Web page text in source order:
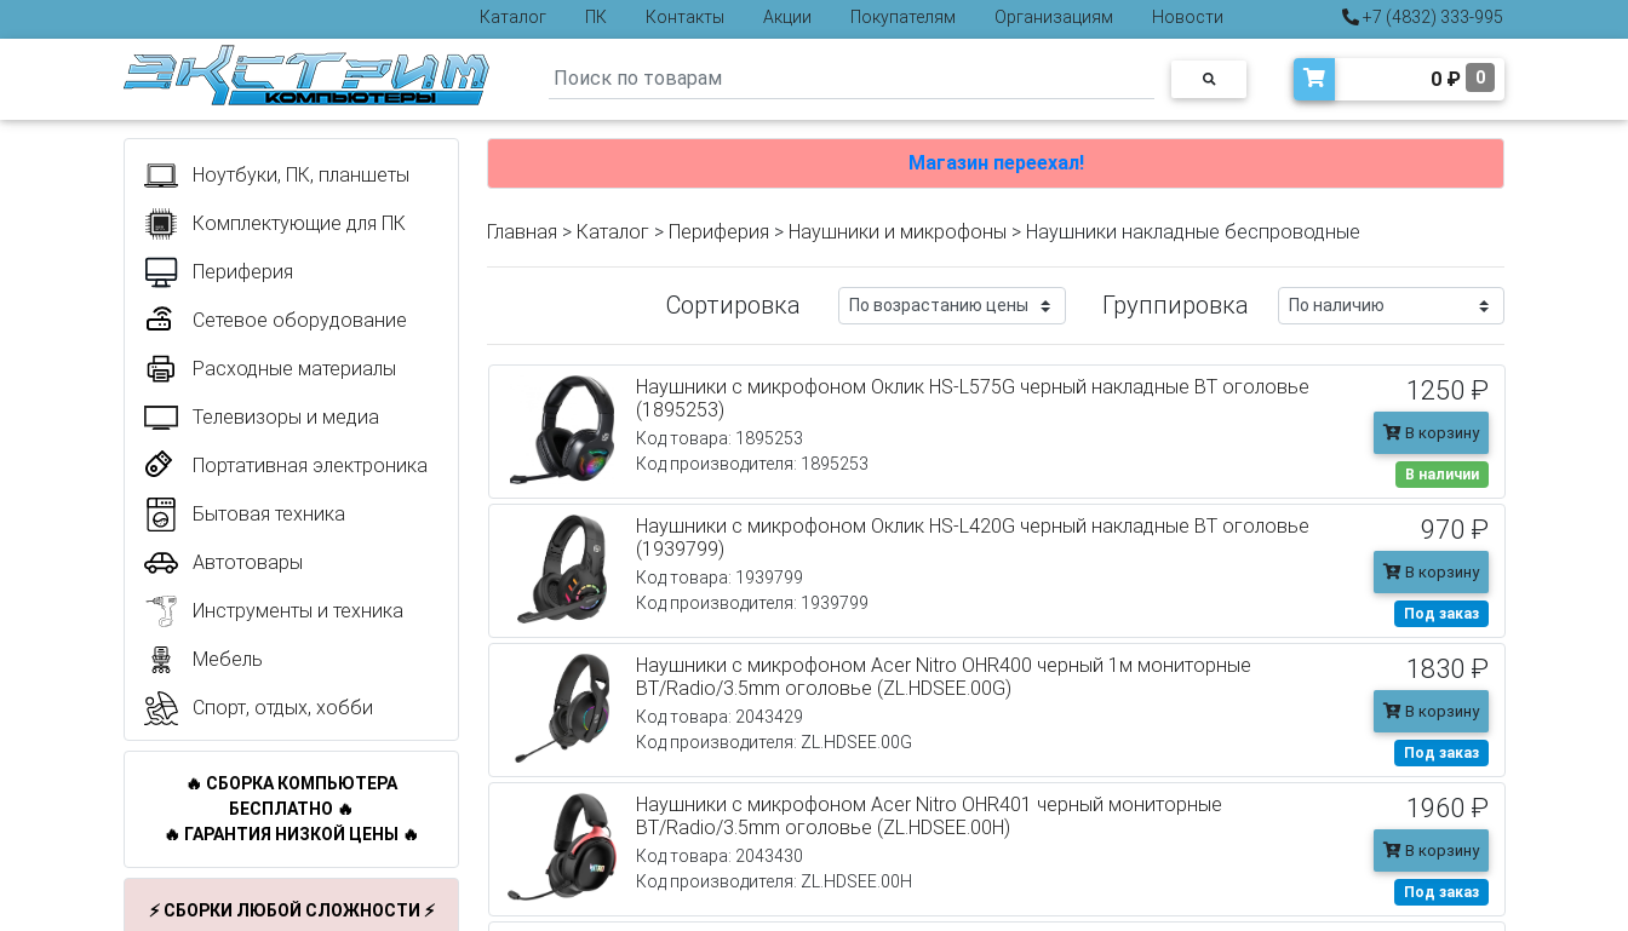
Каталог ПК Контакты Акции Покупателям Организациям
Новости
Отзывы
+7 (4832) 333-995
0 ₽ 0
Ноутбуки, ПК, планшеты
Комплектующие для ПК
Периферия
Сетевое оборудование
Расходные материалы
Телевизоры и медиа
Портативная электроника
Бытовая техника
Автотовары
Инструменты и техника
Мебель
Спорт, отдых, хобби
🔥 СБОРКА КОМПЬЮТЕРА
БЕСПЛАТНО 🔥
🔥 ГАРАНТИЯ НИЗКОЙ ЦЕНЫ 🔥
⚡ СБОРКИ ЛЮБОЙ СЛОЖНОСТИ ⚡
Магазин переехал!
Главная > Каталог > Периферия > Наушники и микрофоны > Наушники накладные беспроводные
Сортировка Группировка
Наушники с микрофоном Оклик HS-L575G черный накладные BT оголовье
(1895253)
Код товара: 1895253
Код производителя: 1895253
1250 ₽
В корзину
В наличии
Наушники с микрофоном Оклик HS-L420G черный накладные BT оголовье
(1939799)
Код товара: 1939799
Код производителя: 1939799
970 ₽
В корзину
Под заказ
Наушники с микрофоном Acer Nitro OHR400 черный 1м мониторные
BT/Radio/3.5mm оголовье (ZL.HDSEE.00G)
Код товара: 2043429
Код производителя: ZL.HDSEE.00G
1830 ₽
В корзину
Под заказ
Наушники с микрофоном Acer Nitro OHR401 черный мониторные
BT/Radio/3.5mm оголовье (ZL.HDSEE.00H)
Код товара: 2043430
Код производителя: ZL.HDSEE.00H
1960 ₽
В корзину
Под заказ